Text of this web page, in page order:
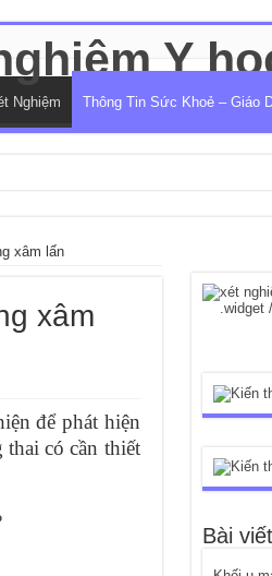
Nghiệm Thông Tin Sức Khoẻ – Giáo
xâm lấn
xâm
để phát hiện
thai có cần thiết
Bài